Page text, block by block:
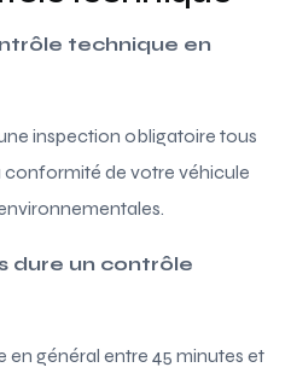
technique en
inspection obligatoire tous
conformité de votre véhicule
dure un contrôle
général entre 45 minutes et